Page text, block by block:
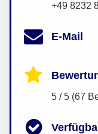
+49 8232
E-Mail
5 / 5 (67